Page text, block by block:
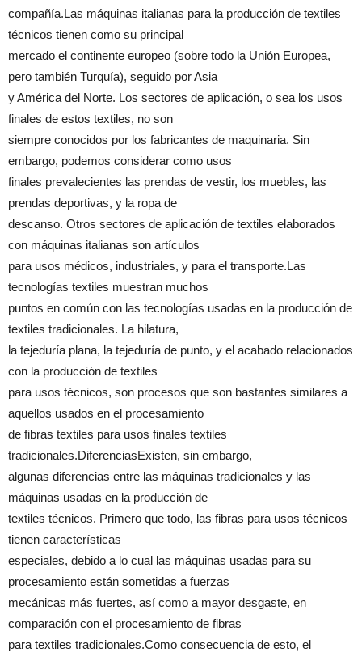
compañía.Las máquinas italianas para la producción de textiles
técnicos tienen como su principal
mercado el continente europeo (sobre todo la Unión Europea,
pero también Turquía), seguido por Asia
y América del Norte. Los sectores de aplicación, o sea los usos
finales de estos textiles, no son
siempre conocidos por los fabricantes de maquinaria. Sin
embargo, podemos considerar como usos
finales prevalecientes las prendas de vestir, los muebles, las
prendas deportivas, y la ropa de
descanso. Otros sectores de aplicación de textiles elaborados
con máquinas italianas son artículos
para usos médicos, industriales, y para el transporte.Las
tecnologías textiles muestran muchos
puntos en común con las tecnologías usadas en la producción de
textiles tradicionales. La hilatura,
la tejeduría plana, la tejeduría de punto, y el acabado relacionados
con la producción de textiles
para usos técnicos, son procesos que son bastantes similares a
aquellos usados en el procesamiento
de fibras textiles para usos finales textiles
tradicionales.DiferenciasExisten, sin embargo,
algunas diferencias entre las máquinas tradicionales y las
máquinas usadas en la producción de
textiles técnicos. Primero que todo, las fibras para usos técnicos
tienen características
especiales, debido a lo cual las máquinas usadas para su
procesamiento están sometidas a fuerzas
mecánicas más fuertes, así como a mayor desgaste, en
comparación con el procesamiento de fibras
para textiles tradicionales.Como consecuencia de esto, el